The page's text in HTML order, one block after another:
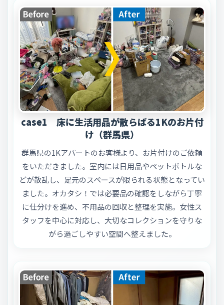
case1 床に生活用品が散らばる1Kのお片付
け（群馬県）
群馬県の1Kアパートのお客様より、お片付けのご依頼
をいただきました。室内には日用品やペットボトルな
どが散乱し、足元のスペースが限られる状態となってい
ました。オカタシ！では必要品の確認をしながら丁寧
に仕分けを進め、不用品の回収と整理を実施。女性ス
タッフを中心に対応し、大切なコレクションを守りな
がら過ごしやすい空間へ整えました。